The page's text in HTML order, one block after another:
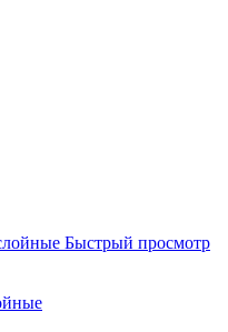
Быстрый просмотр